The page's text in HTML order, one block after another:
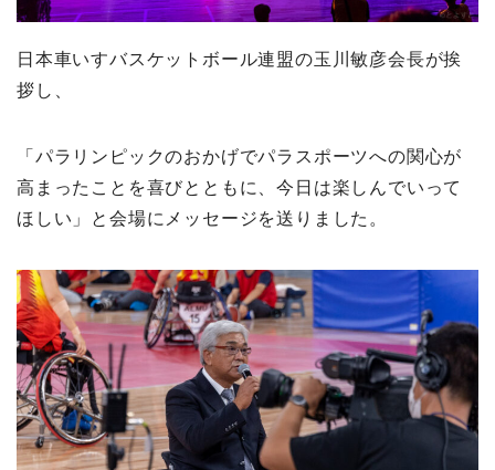
日本車いすバスケットボール連盟の玉川敏彦会長が挨
拶し、
「パラリンピックのおかげでパラスポーツへの関心が
高まったことを喜びとともに、今日は楽しんでいって
ほしい」と会場にメッセージを送りました。